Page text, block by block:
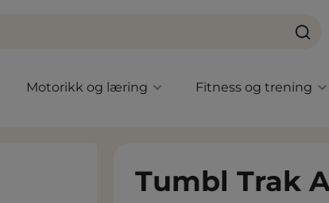
Motorikk og læring Fitness og trening
Tumbl Trak